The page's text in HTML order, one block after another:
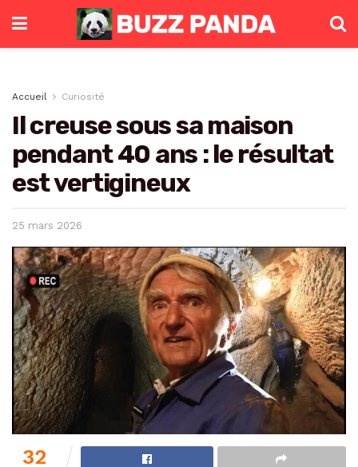
Accueil Curiosité
Il creuse sous sa maison
pendant 40 ans : le résultat
est vertigineux
25 mars 2026
32